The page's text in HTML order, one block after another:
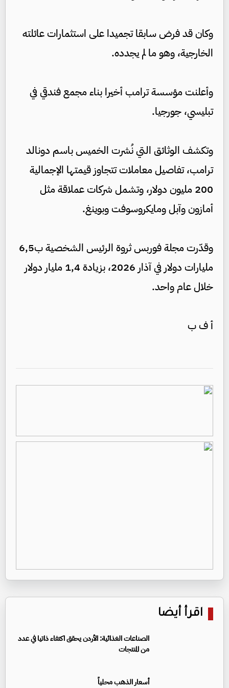
وكان قد فرض سابقا تجميدا على استثمارات عائلته
الخارجية، وهو ما لم يجدده.
وأعلنت مؤسسة ترامب أخيرا بناء مجمع فندقي في
تبليسي، جورجيا.
وتكشف الوثائق التي نُشرت الخميس باسم دونالد
ترامب، تفاصيل معاملات تتجاوز قيمتها الإجمالية
200 مليون دولار، وتشمل شركات عملاقة مثل
أمازون وآبل ومايكروسوفت وبوينغ.
وقدّرت مجلة فوربس ثروة الرئيس الشخصية ب6,5
مليارات دولار في آذار 2026، بزيادة 1,4 مليار دولار
خلال عام واحد.
أ ف ب
اقرأ أيضا
الصناعات الغذائية: الأردن يحقق اكتفاء ذاتيا في عدد
من المنتجات
أسعار الذهب محلياً